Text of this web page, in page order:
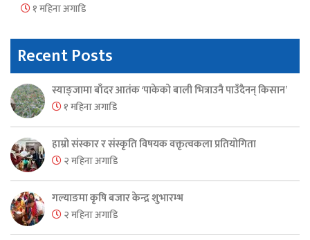
१ महिना अगाडि
Recent Posts
स्याङ्जामा बाँदर आतंक ‘पाकेको बाली भित्राउनै पाउँदैनन् किसान’
१ महिना अगाडि
हाम्रो संस्कार र संस्कृति विषयक वक्तृत्वकला प्रतियोगिता
२ महिना अगाडि
गल्याङमा कृषि बजार केन्द्र शुभारम्भ
२ महिना अगाडि